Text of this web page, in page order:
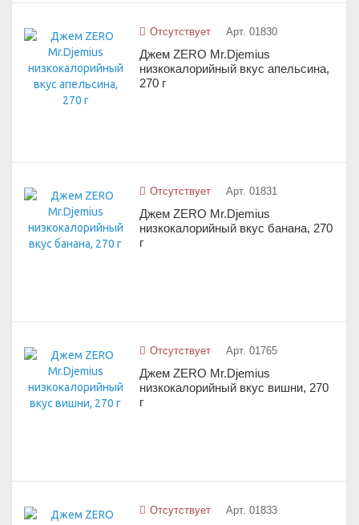
Отсутствует Арт. 01830
Джем ZERO Mr.Djemius
низкокалорийный вкус апельсина,
270 г
Отсутствует Арт. 01831
Джем ZERO Mr.Djemius
низкокалорийный вкус банана, 270
г
Отсутствует Арт. 01765
Джем ZERO Mr.Djemius
низкокалорийный вкус вишни, 270
г
Отсутствует Арт. 01833